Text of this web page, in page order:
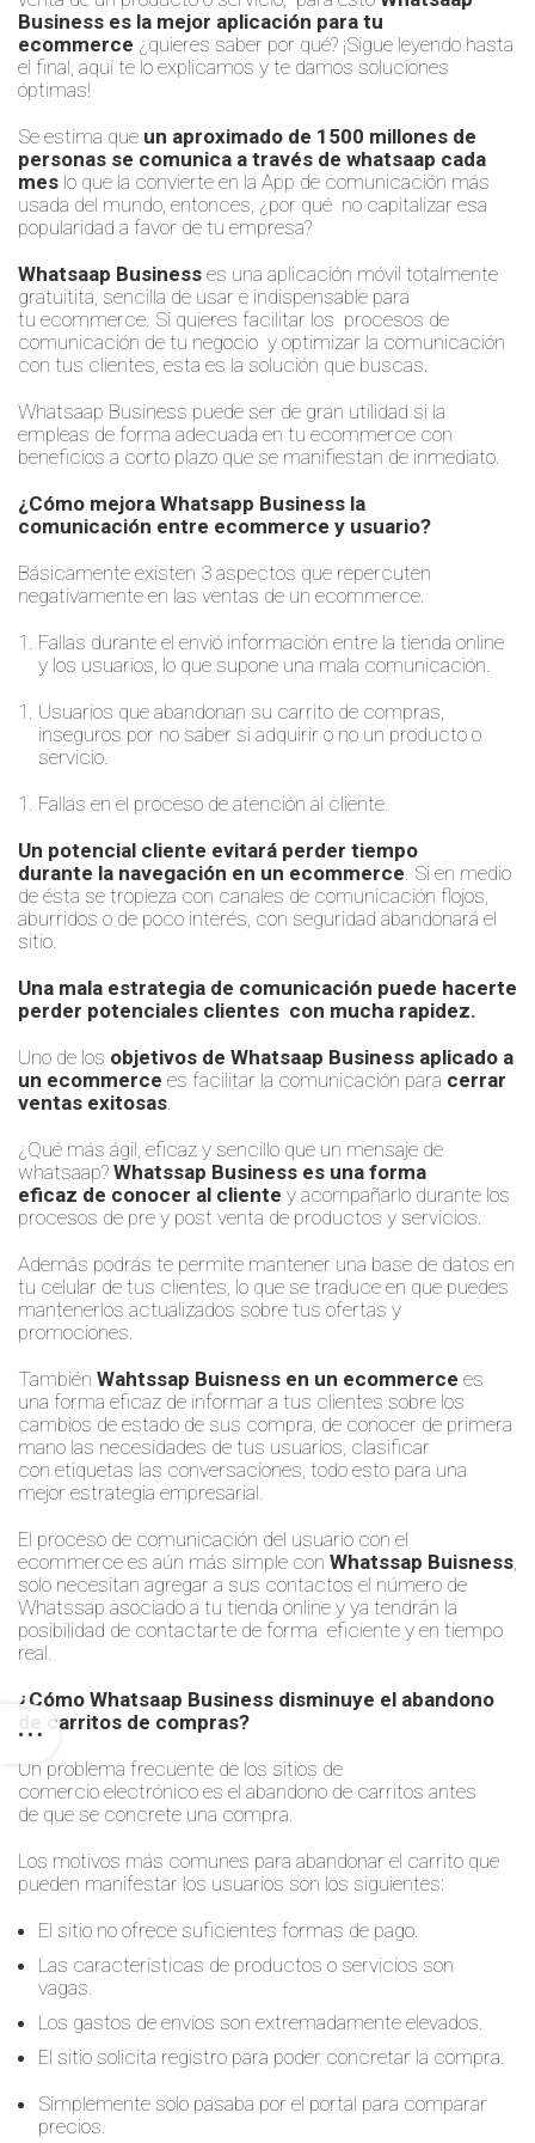
Business es la mejor aplicación para tu
ecommerce ¿quieres saber por qué? ¡Sigue leyendo hasta
el final, aquí te lo explicamos y te damos soluciones
óptimas!
Se estima que un aproximado de 1500 millones de
personas se comunica a través de whatsaap cada
mes lo que la convierte en la App de comunicación más
usada del mundo, entonces, ¿ por qué no capitalizar esa
popularidad a favor de tu empresa?
Whatsaap Business es una aplicación móvil totalmente
gratuitita, sencilla de usar e indispensable para
tu ecommerce. Si quieres facilitar los procesos de
comunicación de tu negocio y optimizar la comunicación
con tus clientes, esta es la solución que buscas.
Whatsaap Business puede ser de gran utilidad si la
empleas de forma adecuada en tu ecommerce con
beneficios a corto plazo que se manifiestan de inmediato.
¿Cómo mejora Whatsapp Business la
comunicación entre ecommerce y usuario?
Básicamente existen 3 aspectos que repercuten
negativamente en las ventas de un ecommerce.
Fallas durante el envió información entre la tienda online
y los usuarios, lo que supone una mala comunicación.
Usuarios que abandonan su carrito de compras,
inseguros por no saber si adquirir o no un producto o
servicio.
Fallas en el proceso de atención al cliente.
Un potencial cliente evitará perder tiempo
durante la navegación en un ecommerce. Si en medio
de ésta se tropieza con canales de comunicación flojos,
aburridos o de poco interés, con seguridad abandonará el
sitio.
Una mala estrategia de comunicación puede hacerte
perder potenciales clientes con mucha rapidez.
Uno de los objetivos de Whatsaap Business aplicado a
un ecommerce es facilitar la comunicación para cerrar
ventas exitosas.
¿Qué más ágil, eficaz y sencillo que un mensaje de
whatsaap? Whatssap Business es una forma
eficaz de conocer al cliente y acompañarlo durante los
procesos de pre y post venta de productos y servicios.
Además podrás te permite mantener una base de datos en
tu celular de tus clientes, lo que se traduce en que puedes
mantenerlos actualizados sobre tus ofertas y
promociones.
También Wahtssap Buisness en un ecommerce es
una forma eficaz de informar a tus clientes sobre los
cambios de estado de sus compra, de conocer de primera
mano las necesidades de tus usuarios, clasificar
con etiquetas las conversaciones, todo esto para una
mejor estrategia empresarial.
El proceso de comunicación del usuario con el
ecommerce es aún más simple con Whatssap Buisness,
solo necesitan agregar a sus contactos el número de
Whatssap asociado a tu tienda online y ya tendrán la
posibilidad de contactarte de forma eficiente y en tiempo
real.
¿Cómo Whatsaap Business disminuye el abandono
de carritos de compras?
Un problema frecuente de los sitios de
comercio electrónico es el abandono de carritos antes
de que se concrete una compra.
Los motivos más comunes para abandonar el carrito que
pueden manifestar los usuarios son los siguientes:
El sitio no ofrece suficientes formas de pago.
Las características de productos o servicios son
vagas.
Los gastos de envíos son extremadamente elevados.
El sitio solicita registro para poder concretar la compra.
Simplemente solo pasaba por el portal para comparar
precios.
un
plan
accionable
para
afrontar
retos
alcanzar
tu
objetivos.